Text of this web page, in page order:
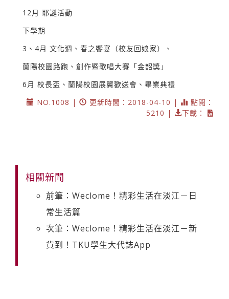
12月 耶誕活動
下學期
3、4月 文化週、春之饗宴（校友回娘家）、
蘭陽校園路跑、創作暨歌唱大賽「金韶獎」
6月 校長盃、蘭陽校園展翼歡送會、畢業典禮
NO.1008 |
更新時間：2018-04-10 |
點閱：
5210 |
下載：
相關新聞
前筆：Weclome！精彩生活在淡江－日
常生活篇
次筆：Weclome！精彩生活在淡江－新
貨到！TKU學生大代誌App